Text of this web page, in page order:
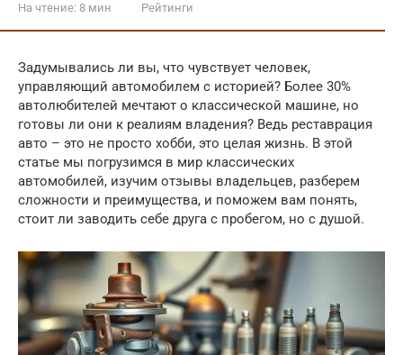
На чтение: 8 мин Рейтинги
Задумывались ли вы, что чувствует человек,
управляющий автомобилем с историей? Более 30%
автолюбителей мечтают о классической машине, но
готовы ли они к реалиям владения? Ведь реставрация
авто – это не просто хобби, это целая жизнь. В этой
статье мы погрузимся в мир классических
автомобилей, изучим отзывы владельцев, разберем
сложности и преимущества, и поможем вам понять,
стоит ли заводить себе друга с пробегом, но с душой.